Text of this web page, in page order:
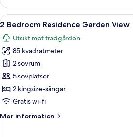
Bedroom
Residence
Sea
Öppna
alla
foton
för
2
Bedroom
Residence
Garden
En
12
2 Bedroom Residence Garden View
Utsikt mot trädgården
85 kvadratmeter
2 sovrum
5 sovplatser
2 kingsize-sängar
Gratis wi-fi
Mer information
Mer